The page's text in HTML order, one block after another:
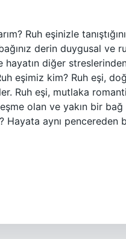
Ruh eşinizle
derin duygusal ve
diğer
eşimiz kim? Ruh eşi,
Ruh eşi, mutlaka
olan ve yakın bir
aynı pencereden